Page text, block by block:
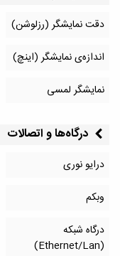
دقت نمایشگر (رزلوشن)
اندازه‌ی نمایشگر (اینچ)
نمایشگر لمسی
درگاه‌ها و اتصالات
درایو نوری
وبکم
درگاه شبکه
(Ethernet/Lan)